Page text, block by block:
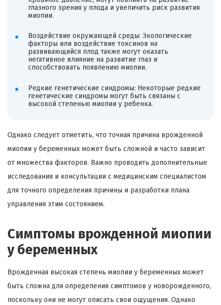
глазного зрения у плода и увеличить риск развития
миопии.
Воздействие окружающей среды: Экологические
факторы или воздействие токсинов на
развивающийся плод также могут оказать
негативное влияние на развитие глаз и
способствовать появлению миопии.
Редкие генетические синдромы: Некоторые редкие
генетические синдромы могут быть связаны с
высокой степенью миопии у ребенка.
Однако следует отметить, что точная причина врожденной
миопии у беременных может быть сложной и часто зависит
от множества факторов. Важно проводить дополнительные
исследования и консультации с медицинским специалистом
для точного определения причины и разработки плана
управления этим состоянием.
Симптомы врожденной миопии
у беременных
Врожденная высокая степень миопии у беременных может
быть сложна для определения симптомов у новорожденного,
поскольку они не могут описать свои ощущения. Однако